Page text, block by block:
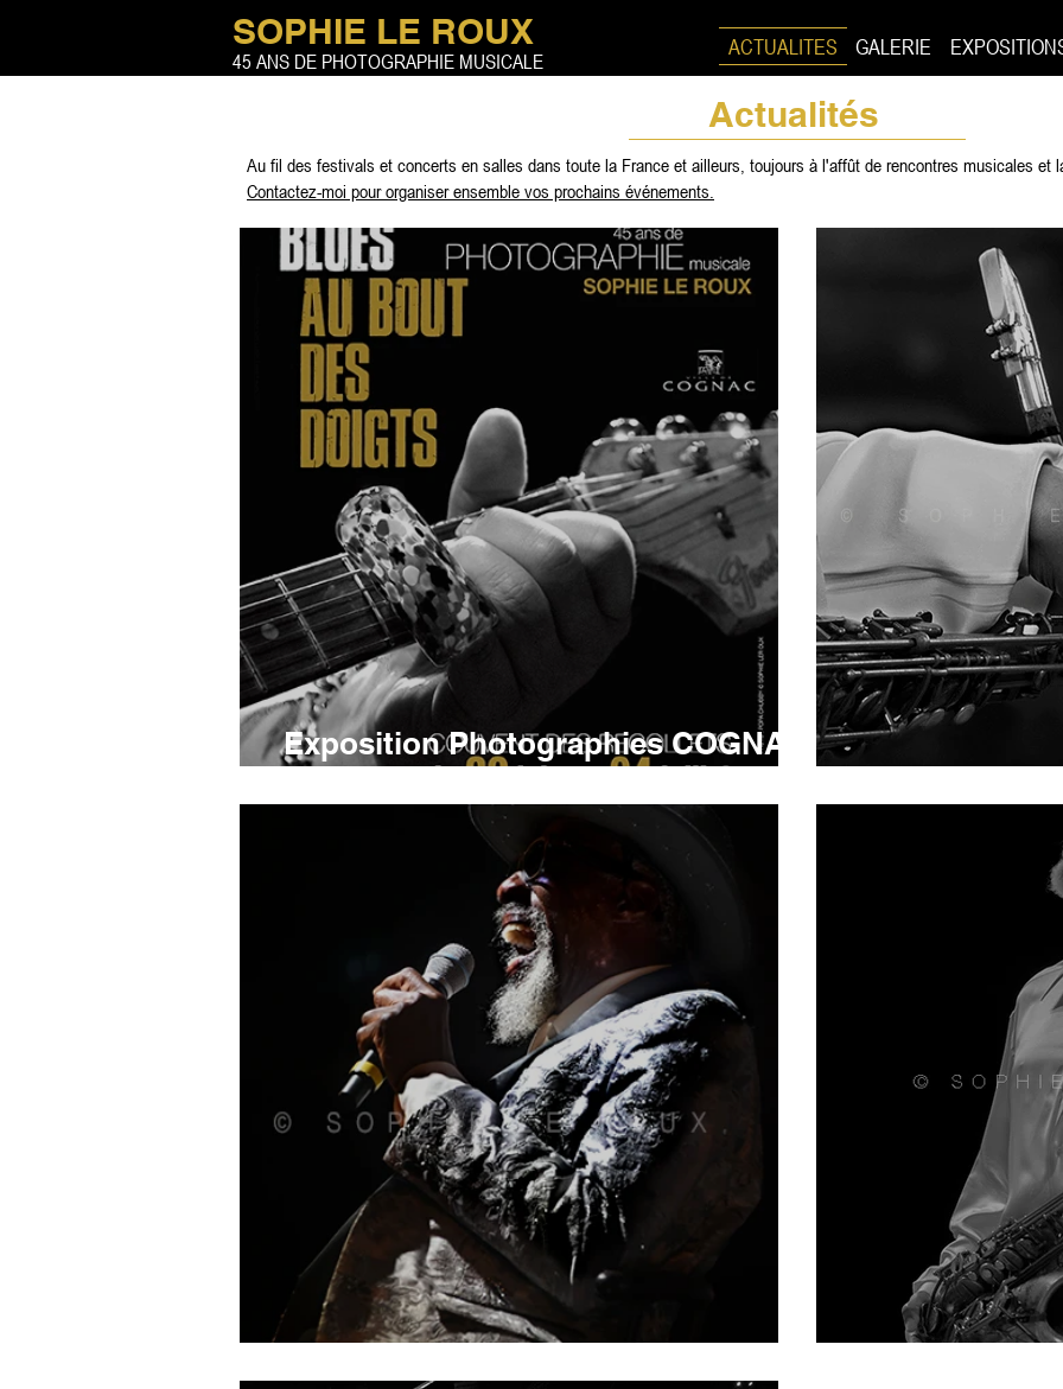
SOPHIE LE ROUX
45 ANS DE PHOTOGRAPHIE MUSICALE
ACTUALITES GALERIE
Actualités
Au fil des festivals et concerts en salles dans toute la France et ailleurs, toujours à l'affût de rencontres musicales et
Contactez-moi pour organiser ensemble vos prochains événements.
Exposition Photographies COGNAC